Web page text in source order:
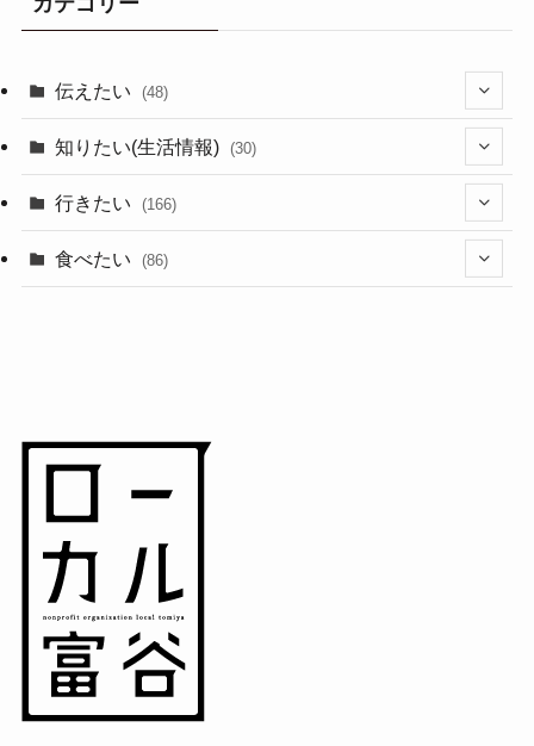
伝えたい (48)
(44)
(1)
知りたい(生活情報) (30)
(10)
(11)
行きたい (166)
(18)
食べたい (86)